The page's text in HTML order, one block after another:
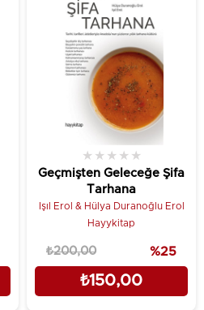
Geçmişten Geleceğe Şifa
Tarhana
★ ★ ★ ★ ★
Işıl Erol & Hülya Duranoğlu Erol
Hayykitap
₺150,00
₺200,00 %25